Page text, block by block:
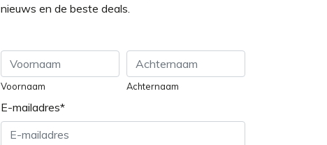
nieuws en de beste deals.
Voornaam Achternaam
E-mailadres*